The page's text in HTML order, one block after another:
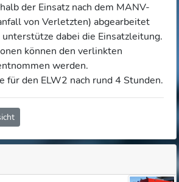
der Einsatz nach dem MANV-
von Verletzten) abgearbeitet
dabei die Einsatzleitung.
können den verlinkten
werden.
für den ELW2 nach rund 4 Stunden.